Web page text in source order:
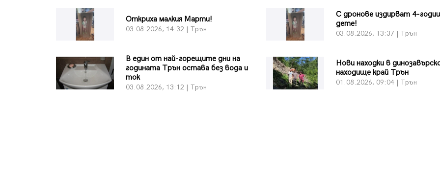
Откриха малкия Марти!
03.08.2026, 14:32 | Трън
С дронове издирват 4-
дете!
03.08.2026, 13:37 | Трън
В един от най-горещите дни на
годината Трън остава без вода и
ток
03.08.2026, 13:12 | Трън
Нови находки в
находище край Трън
01.08.2026, 09:04 | Трън